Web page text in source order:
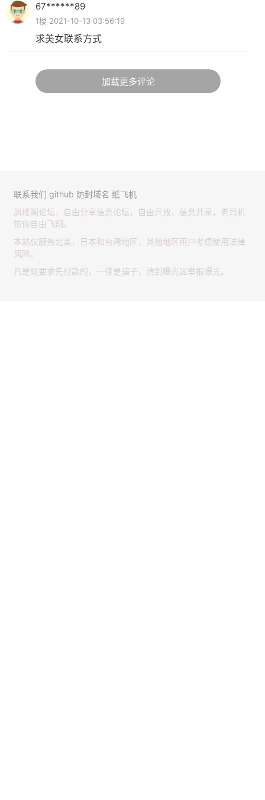
67******89
1楼 2021-10-13 03:56:19
求美女联系方式
加载更多评论
联系我们 github 防封域名 纸飞机
凤楼阁论坛，自由分享信息论坛，自由开放，信息共享，老司机
带你自由飞翔。
本站仅服务北美，日本和台湾地区，其他地区用户考虑使用法律
风险。
凡是现要求先付款的，一律是骗子，请到曝光区举报曝光。